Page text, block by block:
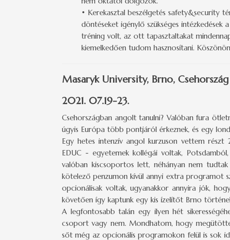
• Kerekasztal beszélgetés safety&security
döntéseket igénylő szükséges intézkedések
tréning volt, az ott tapasztaltakat
kiemelkedően tudom hasznosítani.
Masaryk University, Brno, Csehország
2021. 07.19-23.
Csehországban angolt tanulni? Valóban fura
úgyis Európa több pontjáról érkeznek, és egy
Egy hetes intenzív angol kurzuson vettem
EDUC - egyetemek kollégái voltak,
valóban kiscsoportos lett, néhányan nem
kötelező penzumon kívül annyi extra programot
opcionálisak voltak, ugyanakkor annyira jók,
követően így kaptunk egy kis ízelítőt Brno
A legfontosabb talán egy ilyen hét
csoport vagy nem. Mondhatom, hogy
sőt még az opcionális programokon felül is sok